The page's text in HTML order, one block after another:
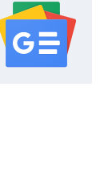
serwisu